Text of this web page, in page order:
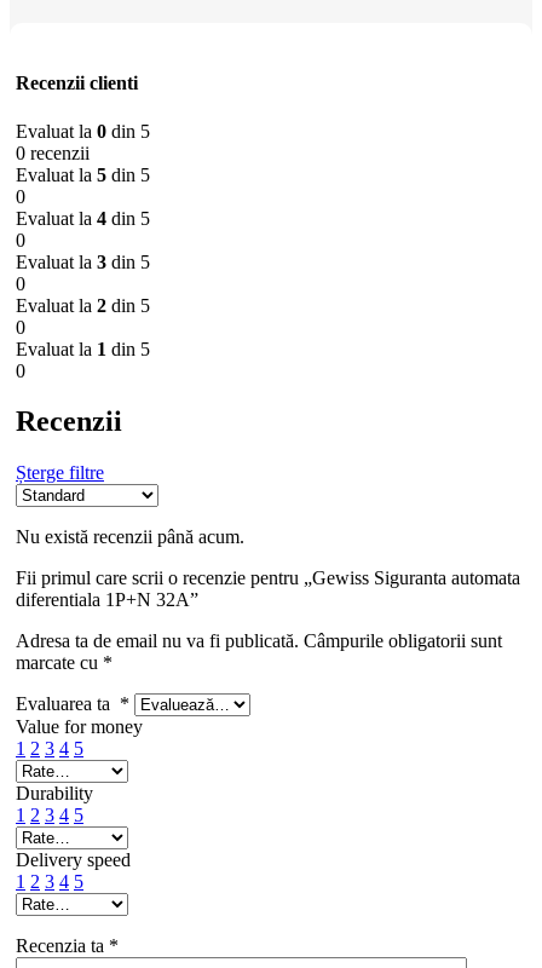
Recenzii clienti
Evaluat la 0 din 5
0 recenzii
Evaluat la 5 din 5
0
Evaluat la 4 din 5
0
Evaluat la 3 din 5
0
Evaluat la 2 din 5
0
Evaluat la 1 din 5
0
Recenzii
Șterge filtre
Nu există recenzii până acum.
Fii primul care scrii o recenzie pentru „Gewiss Siguranta automata
diferentiala 1P+N 32A”
Adresa ta de email nu va fi publicată. Câmpurile obligatorii sunt
marcate cu *
Evaluarea ta *
Value for money
1 2 3 4 5
Durability
1 2 3 4 5
Delivery speed
1 2 3 4 5
Recenzia ta *